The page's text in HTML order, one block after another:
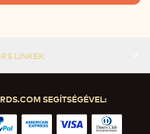
LINKEK
SEGÍTSÉGÉVEL: